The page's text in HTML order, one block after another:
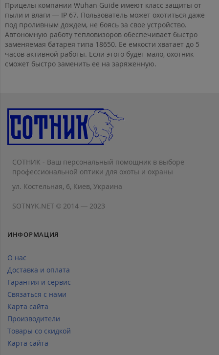
Прицелы компании Wuhan Guide имеют класс защиты от
пыли и влаги — IP 67. Пользователь может охотиться даже
под проливным дождем, не боясь за свое устройство.
Автономную работу тепловизоров обеспечивает быстро
заменяемая батарея типа 18650. Ее емкости хватает до 5
часов активной работы. Если этого будет мало, охотник
сможет быстро заменить ее на заряженную.
СОТНИК - Ваш персональный помощник в выборе
профессиональной оптики для охоты и охраны
ул. Костельная, 6, Киев, Украина
SOTNYK.NET © 2014 — 2023
ИНФОРМАЦИЯ
О нас
Доставка и оплата
Гарантия и сервис
Связаться с нами
Карта сайта
Производители
Товары со скидкой
Карта сайта